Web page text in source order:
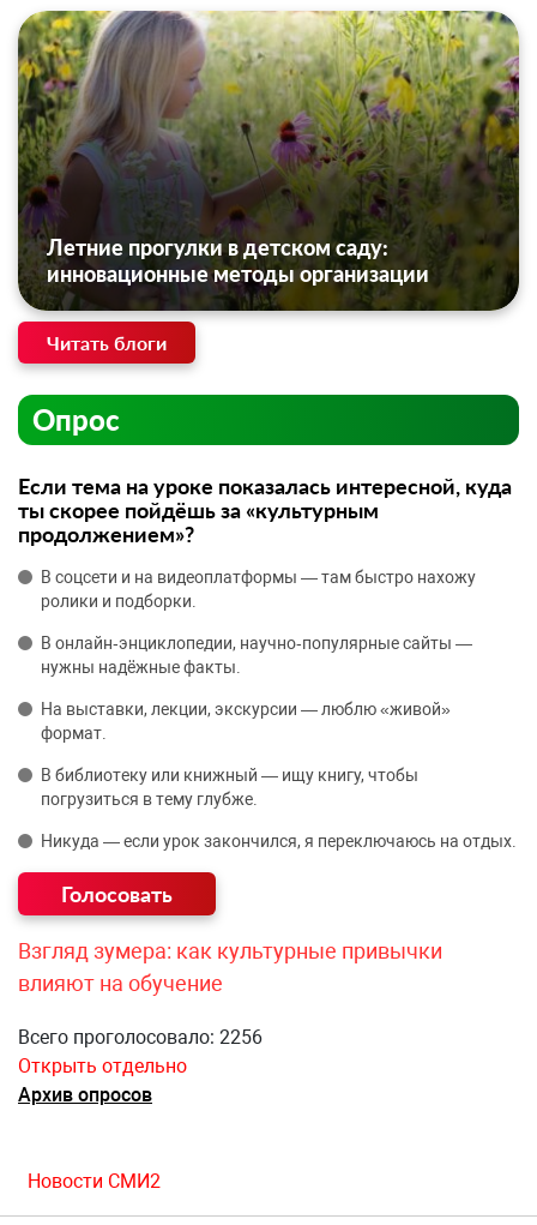
Летние прогулки в детском саду:
инновационные методы организации
Читать блоги
Опрос
Если тема на уроке показалась интересной, куда
ты скорее пойдёшь за «культурным
продолжением»?
В соцсети и на видеоплатформы — там быстро нахожу
ролики и подборки.
В онлайн‑энциклопедии, научно‑популярные сайты —
нужны надёжные факты.
На выставки, лекции, экскурсии — люблю «живой»
формат.
В библиотеку или книжный — ищу книгу, чтобы
погрузиться в тему глубже.
Никуда — если урок закончился, я переключаюсь на отдых.
Взгляд зумера: как культурные привычки
влияют на обучение
Всего проголосовало: 2256
Открыть отдельно
Архив опросов
Новости СМИ2